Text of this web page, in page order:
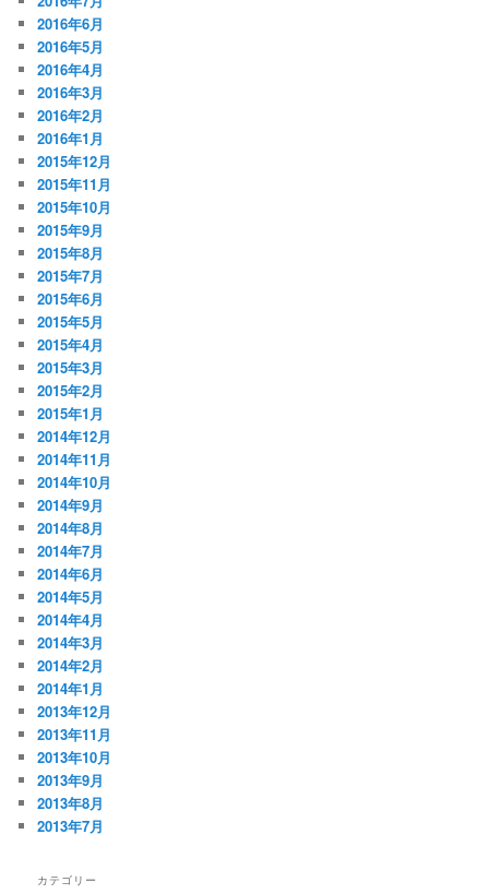
2016年6月
2016年5月
2016年4月
2016年3月
2016年2月
2016年1月
2015年12月
2015年11月
2015年10月
2015年9月
2015年8月
2015年7月
2015年6月
2015年5月
2015年4月
2015年3月
2015年2月
2015年1月
2014年12月
2014年11月
2014年10月
2014年9月
2014年8月
2014年7月
2014年6月
2014年5月
2014年4月
2014年3月
2014年2月
2014年1月
2013年12月
2013年11月
2013年10月
2013年9月
2013年8月
2013年7月
カテゴリー